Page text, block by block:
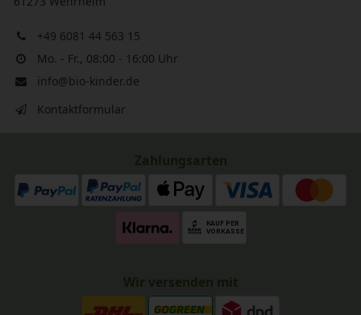
+49 6081 44 563 15
Mo. - Fr., 08:00 - 16:00 Uhr
info@bio-kinder.de
Kontaktformular
Zahlungsarten
Wir versenden mit